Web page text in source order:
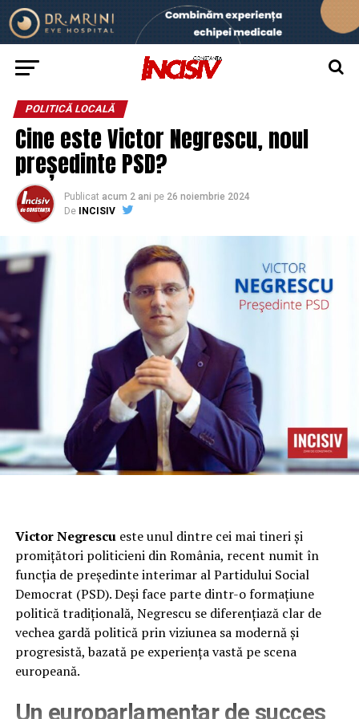
POLITICĂ LOCALĂ
Cine este Victor Negrescu, noul
președinte PSD?
Publicat acum 2 ani pe 26 noiembrie 2024
De
INCISIV
Victor Negrescueste unul dintre cei mai tineri și
promițători politicieni din România, recent numit în
funcția de președinte interimar al Partidului Social
Democrat (PSD). Deși face parte dintr-o formațiune
politică tradițională, Negrescu se diferențiază clar de
vechea gardă politică prin viziunea sa modernă și
progresistă, bazată pe experiența vastă pe scena
europeană.
Un europarlamentar de succes